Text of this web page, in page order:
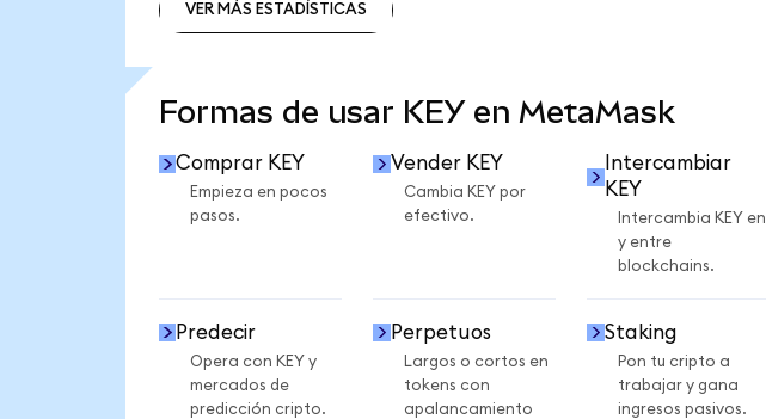
VER MÁS ESTADÍSTICAS
Formas de usar KEY en MetaMask
Comprar KEY
Empieza en pocos
pasos.
Vender KEY
Cambia KEY por
efectivo.
Intercambiar
KEY
Intercambia KEY en
y entre
blockchains.
Predecir
Opera con KEY y
mercados de
predicción cripto.
Perpetuos
Largos o cortos en
tokens con
apalancamiento
Staking
Pon tu cripto a
trabajar y gana
ingresos pasivos.